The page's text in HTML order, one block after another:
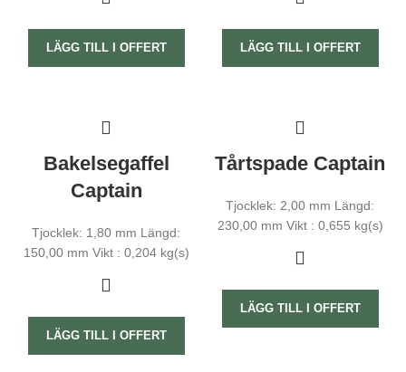
LÄGG TILL I OFFERT LÄGG TILL I OFFERT
Bakelsegaffel
Captain
Tjocklek: 1,80 mm Längd:
150,00 mm Vikt : 0,204 kg(s)
LÄGG TILL I OFFERT
Tårtspade Captain
Tjocklek: 2,00 mm Längd:
230,00 mm Vikt : 0,655 kg(s)
LÄGG TILL I OFFERT